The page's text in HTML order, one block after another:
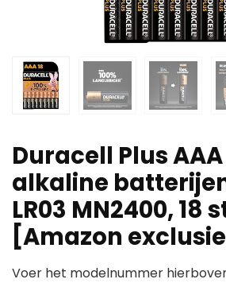
Duracell Plus
alkaline
LR03 MN2400, 18
[Amazon
Voer het modelnummer